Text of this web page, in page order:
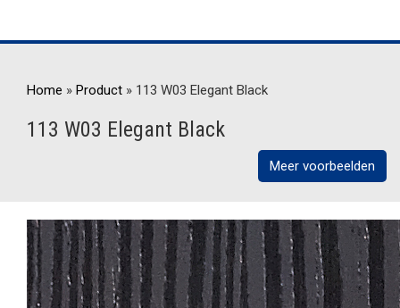
Home » Product » 113 W03 Elegant Black
113 W03 Elegant Black
Meer voorbeelden